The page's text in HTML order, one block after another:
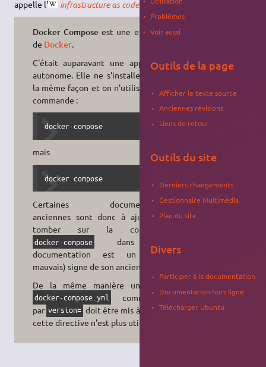
appelle l'
infrastructure as code.
Docker Compose est une extension
de Docker.
C'était auparavant une application
autonome. Elle ne s'installe plus de
la même façon et on n'utilise plus la
commande :
docker-compose
mais
docker compose
Certaines documentations
anciennes sont donc à ajuster, et
tomber sur la commande
docker-compose
dans une
documentation est un (assez
mauvais) signe de son ancienneté !
De la même manière un fichier
docker-compose.yml
commençant
par version= doit être mis à jour, car
cette directive n'est plus utilisée.
Problèmes
Voir aussi
Outils de la page
Afficher le texte source
Anciennes révisions
Liens de retour
Outils du site
Derniers changements
Gestionnaire Multimédia
Plan du site
Divers
Participer à la documentation
Documentation hors ligne
Télécharger Ubuntu